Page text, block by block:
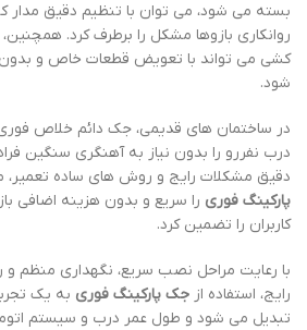
بسته می شود، می توان با تنظیم دقیق مدار
روانکاری بازوها مشکل را برطرف کرد.
کشی می تواند با تعویض قطعات خاص و بدون
شود.
در ساختمان های قدیمی، جک دائم خلاص فوری
درب نفررو را بدون نیاز به آهنگری سنگین
دقیق مشکلات رایج و روش های ساده تعمیر،
پارکینگ فوری را سریع و بدون هزینه اضافی
کاربران را تضمین کرد.
با رعایت مراحل نصب سریع، نگهداری منظم
رایج، استفاده از جک پارکینگ فوری به یک
تبدیل می شود و طول عمر درب و سیستم